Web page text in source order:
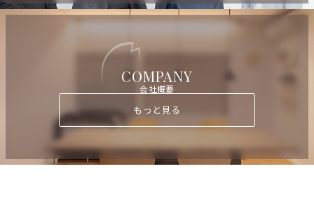
COMPANY
会社概要
もっと見る